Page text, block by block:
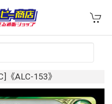
《ALC-153》